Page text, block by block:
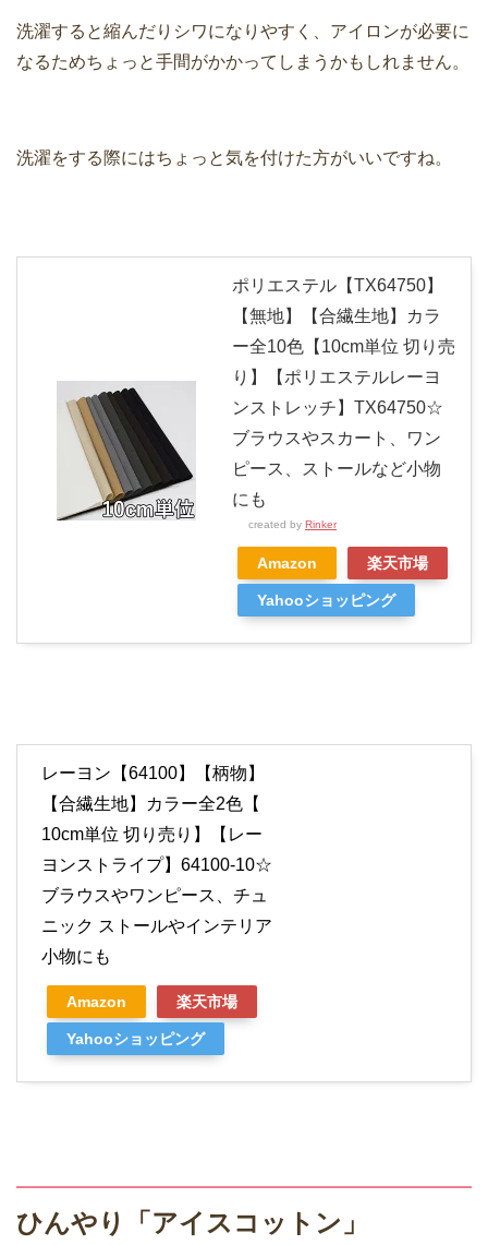
洗濯すると縮んだりシワになりやすく、アイロンが必要に
なるためちょっと手間がかかってしまうかもしれません。
洗濯をする際にはちょっと気を付けた方がいいですね。
ポリエステル【TX64750】
【無地】【合繊生地】カラ
ー全10色【10cm単位 切り売
り】【ポリエステルレーヨ
ンストレッチ】TX64750☆
ブラウスやスカート、ワン
ピース、ストールなど小物
にも
created by Rinker
Amazon 楽天市場
Yahooショッピング
レーヨン【64100】【柄物】
【合繊生地】カラー全2色【
10cm単位 切り売り】【レー
ヨンストライプ】64100-10☆
ブラウスやワンピース、チュ
ニック ストールやインテリア
小物にも
Amazon 楽天市場
Yahooショッピング
ひんやり「アイスコットン」